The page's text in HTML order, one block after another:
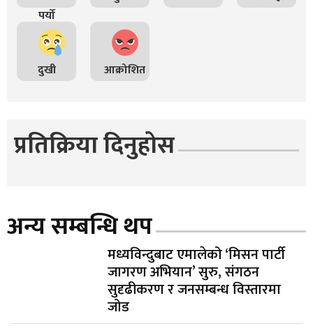
पर्यो
दुखी आक्रोशित
प्रतिक्रिया दिनुहोस
अन्य सम्बन्धि थप
मध्यविन्दुबाट एमालेको ‘मिसन पार्टी
जागरण अभियान’ सुरु, संगठन
सुदृढीकरण र जनसम्बन्ध विस्तारमा
जोड